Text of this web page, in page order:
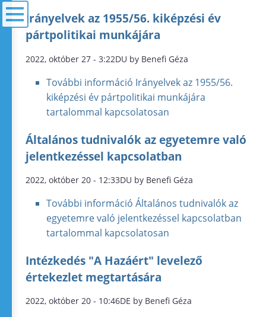
Irányelvek az 1955/56. kiképzési év
pártpolitikai munkájára
2022, október 27 - 3:22DU by Benefi Géza
További információ Irányelvek az 1955/56.
kiképzési év pártpolitikai munkájára
tartalommal kapcsolatosan
Általános tudnivalók az egyetemre való
jelentkezéssel kapcsolatban
2022, október 20 - 12:33DU by Benefi Géza
További információ Általános tudnivalók az
egyetemre való jelentkezéssel kapcsolatban
tartalommal kapcsolatosan
Intézkedés "A Hazáért" levelező
értekezlet megtartására
2022, október 20 - 10:46DE by Benefi Géza